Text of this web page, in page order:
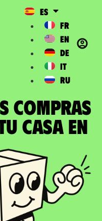
ES
FR
EN
DE
IT
RU
COMPRAS
tu casa en